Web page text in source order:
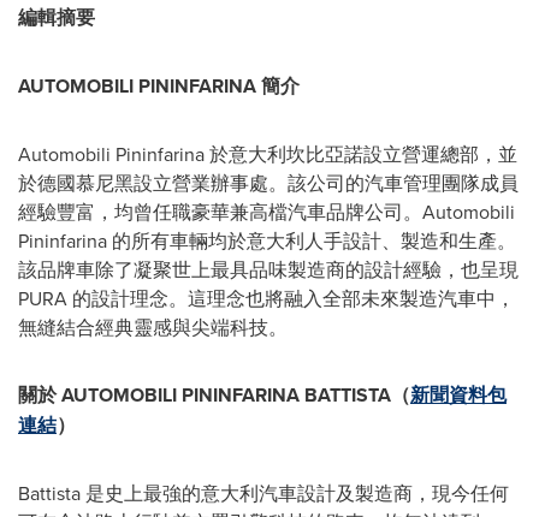
編輯摘要
AUTOMOBILI PININFARINA 簡介
Automobili Pininfarina 於意大利坎比亞諾設立營運總部，並
於德國慕尼黑設立營業辦事處。該公司的汽車管理團隊成員
經驗豐富，均曾任職豪華兼高檔汽車品牌公司。Automobili
Pininfarina 的所有車輛均於意大利人手設計、製造和生產。
該品牌車除了凝聚世上最具品味製造商的設計經驗，也呈現
PURA 的設計理念。這理念也將融入全部未來製造汽車中，
無縫結合經典靈感與尖端科技。
關於 AUTOMOBILI PININFARINA BATTISTA（新聞資料包
連結）
Battista 是史上最強的意大利汽車設計及製造商，現今任何